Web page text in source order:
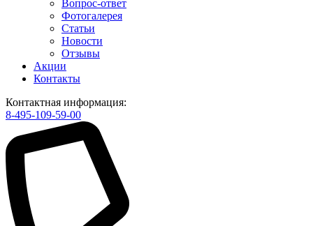
Вопрос-ответ
Фотогалерея
Статьи
Новости
Отзывы
Акции
Контакты
Контактная информация:
8-495-109-59-00